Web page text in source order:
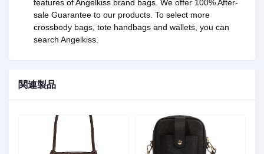
features of Angelkiss brand bags. We offer 100% After-
sale Guarantee to our products. To select more
crossbody bags, tote handbags and wallets, you can
search Angelkiss.
関連製品